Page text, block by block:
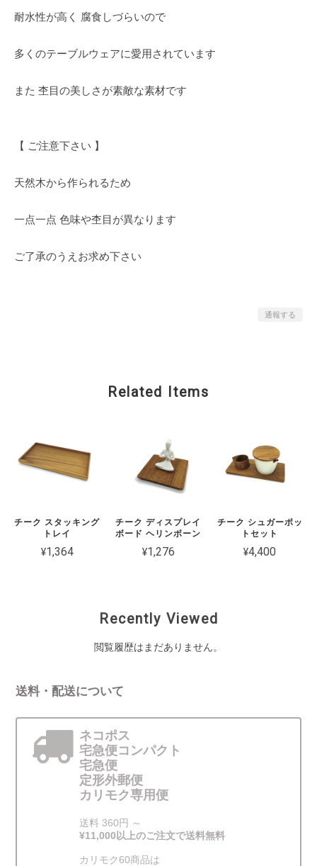
耐水性が高く 腐食しづらいので
多くのテーブルウェアに愛用されています
また 杢目の美しさが素敵な素材です
【 ご注意下さい 】
天然木から作られるため
一点一点 色味や杢目が異なります
ご了承のうえお求め下さい
通報する
Related Items
チーク スタッキング
トレイ
¥1,364
チーク ディスプレイ
ボード ヘリンボーン
¥1,276
チーク シュガーポッ
トセット
¥4,400
Recently Viewed
閲覧履歴はまだありません。
送料・配送について
ネコポス
宅急便コンパクト
宅急便
定形外郵便
カリモク専用便
送料 360円 ～
¥11,000以上のご注文で送料無料
カリモク60商品は